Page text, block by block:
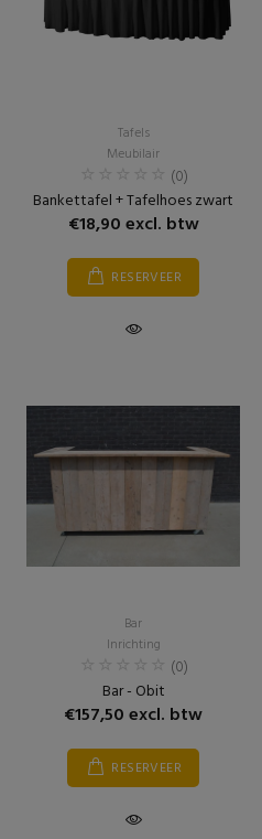
Tafels
Meubilair
(0)
Bankettafel + Tafelhoes zwart
€18,90 excl. btw
RESERVEER
Bar
Inrichting
(0)
Bar - Obit
€157,50 excl. btw
RESERVEER